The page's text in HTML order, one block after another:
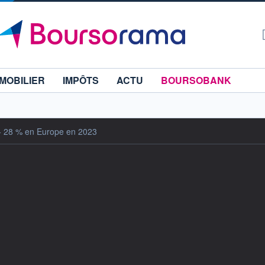
IMPÔTS ACTU BOURSOBANK
% en Europe en 2023